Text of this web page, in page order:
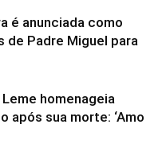
é anunciada como
de Padre Miguel para
homenageia
após sua morte: ‘Amo